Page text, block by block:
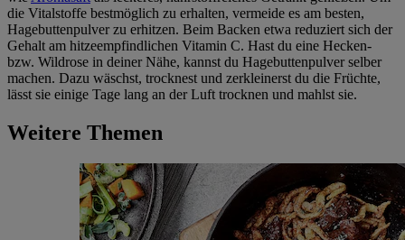
die Vitalstoffe bestmöglich zu erhalten, vermeide es am besten,
Hagebuttenpulver zu erhitzen. Beim Backen etwa reduziert sich der
Gehalt am hitzeempfindlichen Vitamin C. Hast du eine Hecken-
bzw. Wildrose in deiner Nähe, kannst du Hagebuttenpulver selber
machen. Dazu wäschst, trocknest und zerkleinerst du die Früchte,
lässt sie einige Tage lang an der Luft trocknen und mahlst sie.
Weitere Themen